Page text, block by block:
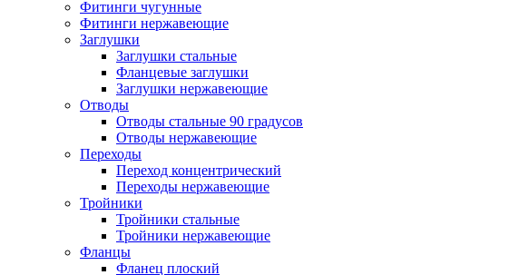
Фитинги чугунные
Фитинги нержавеющие
Заглушки
Заглушки стальные
Фланцевые заглушки
Заглушки нержавеющие
Отводы
Отводы стальные 90 градусов
Отводы нержавеющие
Переходы
Переход концентрический
Переходы нержавеющие
Тройники
Тройники стальные
Тройники нержавеющие
Фланцы
Фланец плоский